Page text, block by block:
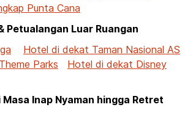
Punta Cana
Petualangan Luar Ruangan
Hotel di dekat Taman Nasional AS
Parks
Hotel di dekat Disney
Masa Inap Nyaman hingga Retret